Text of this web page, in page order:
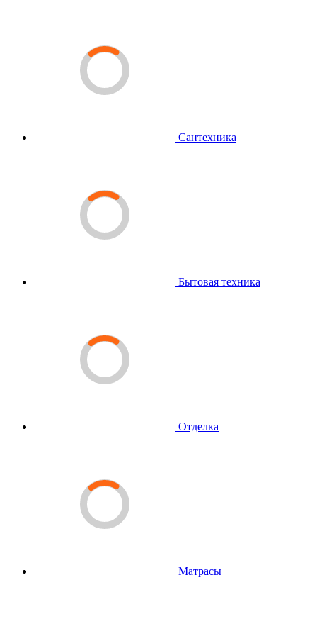
Сантехника
Бытовая техника
Отделка
Матрасы